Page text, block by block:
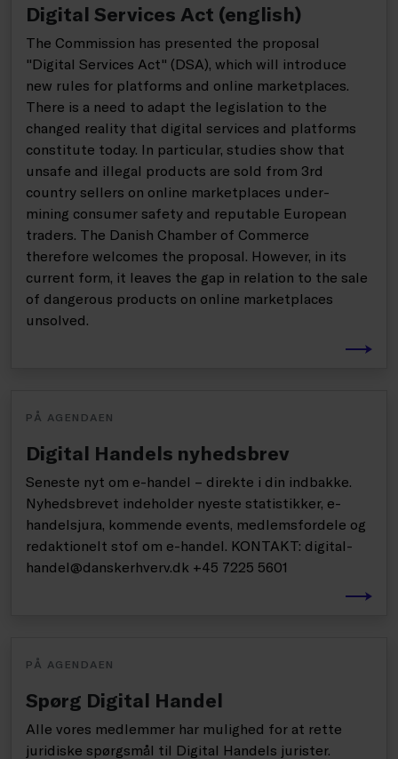
Digital Services Act (english)
The Commission has presented the proposal
"Digital Services Act" (DSA), which will introduce
new rules for platforms and online marketplaces.
There is a need to adapt the legislation to the
changed reality that digital services and platforms
constitute today. In particular, studies show that
unsafe and illegal products are sold from 3rd
country sellers on online marketplaces under-
mining consumer safety and reputable European
traders. The Danish Chamber of Commerce
therefore welcomes the proposal. However, in its
current form, it leaves the gap in relation to the sale
of dangerous products on online marketplaces
unsolved.
PÅ AGENDAEN
Digital Handels nyhedsbrev
Seneste nyt om e-handel – direkte i din indbakke.
Nyhedsbrevet indeholder nyeste statistikker, e-
handelsjura, kommende events, medlemsfordele og
redaktionelt stof om e-handel. KONTAKT: digital-
handel@danskerhverv.dk +45 7225 5601
PÅ AGENDAEN
Spørg Digital Handel
Alle vores medlemmer har mulighed for at rette
juridiske spørgsmål til Digital Handels jurister.